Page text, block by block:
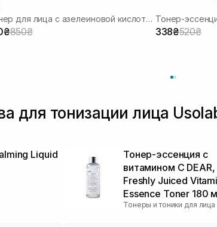
Тонер для лица с азелеиновой кислотой
850₴
Тонер-
338₴520₴
для тонизации лица
Liquid
Тонер-эссенция с
витамином C DEAR,
Freshly Juiced
Essence Toner 180
Тонеры и тоники для лица